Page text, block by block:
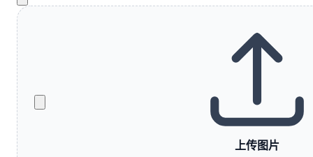
上传图片